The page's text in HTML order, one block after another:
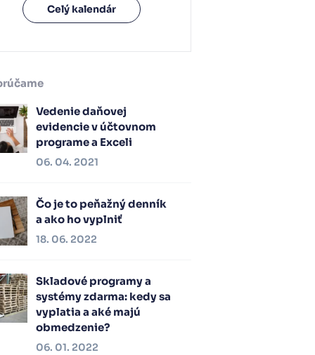
Celý kalendár
Vedenie daňovej
evidencie v účtovnom
programe a Exceli
06. 04. 2021
Čo je to peňažný denník
a ako ho vyplniť
18. 06. 2022
Skladové programy a
systémy zdarma: kedy sa
vyplatia a aké majú
obmedzenie?
06. 01. 2022